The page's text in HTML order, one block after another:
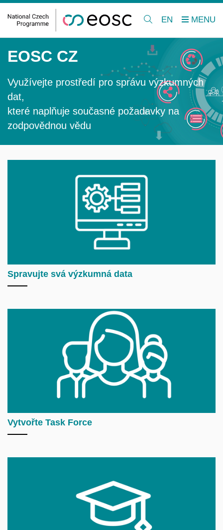
EN
EOSC CZ
Využívejte prostředí pro správu výzkumných
dat,
které naplňuje současné požadavky na
zodpovědnou vědu
Spravujte svá výzkumná data
Vytvořte Task Force